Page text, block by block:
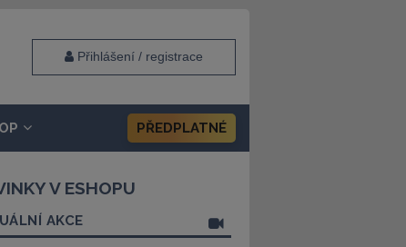
Přihlášení / registrace
PŘEDPLATNÉ
V ESHOPU
AKCE